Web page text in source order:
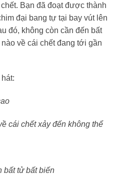
Bạn đã đoạt được thành
đại bang tự tại bay vút lên
đó, không còn cần đến bất
về cái chết đang tới gần
cái chết xảy đến không thể
bất tử bất biến